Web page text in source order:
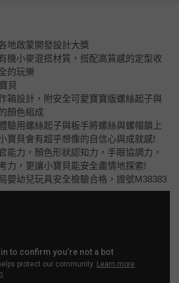
地啟蒙開發設計大獎
機小麥混搭材質，搭配高質感的定型收
的玩樂
貝
箱設計，附安全可愛寶寶版螺絲起子與
顏色組成
驗用螺絲起子與板手將螺絲與螺帽鎖上
寶貝會有超乎想像的自信心與成就感!
能力，顏色形狀認知力，手眼協調力，
力，更讓小寶貝能安全盡情地探索!
嬰幼兒玩具安全檢驗合格，證號M38383